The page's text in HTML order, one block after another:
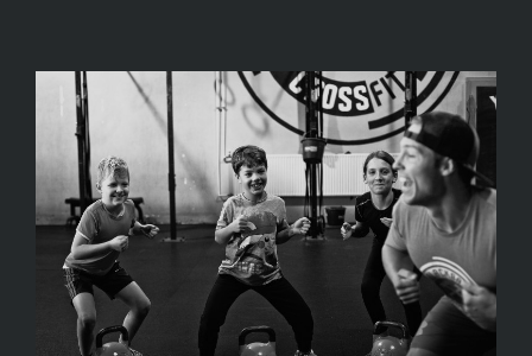
Zeige
grösseres